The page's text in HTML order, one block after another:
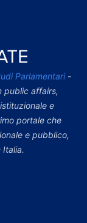
Parlamentari-
public affairs,
e
portale che
e pubblico,
Italia.